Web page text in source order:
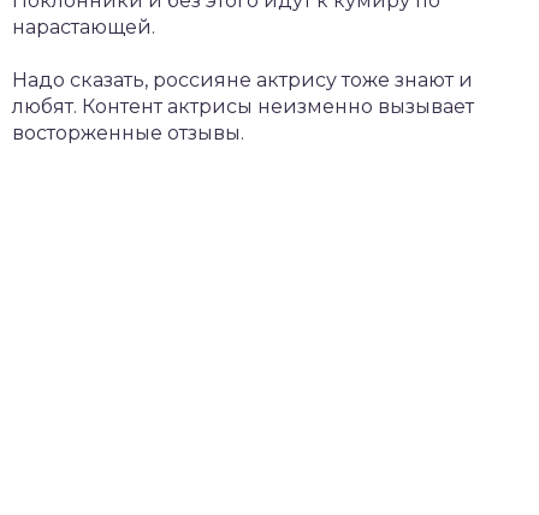
нарастающей.
Надо сказать, россияне актрису тоже знают и
любят. Контент актрисы неизменно вызывает
восторженные отзывы.